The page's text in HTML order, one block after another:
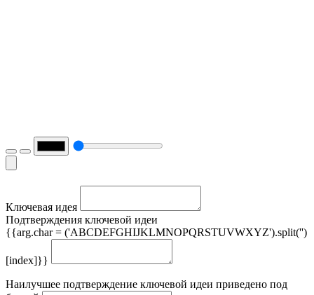
Ключевая идея
Подтверждения ключевой идеи
{{arg.char = ('ABCDEFGHIJKLMNOPQRSTUVWXYZ').split('')
[index]}}
Наилучшее подтверждение ключевой идеи приведено под